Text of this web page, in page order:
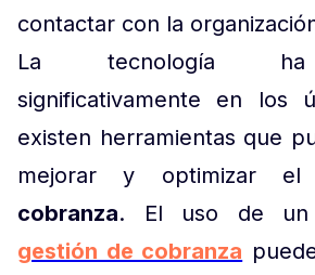
contactar con la
La tecnología ha
significativamente en los
existen herramientas que
mejorar y optimizar
cobranza. El uso de un
gestión de cobranza